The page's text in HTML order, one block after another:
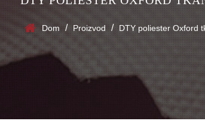
Dom / Proizvod / DTY poliester Oxford